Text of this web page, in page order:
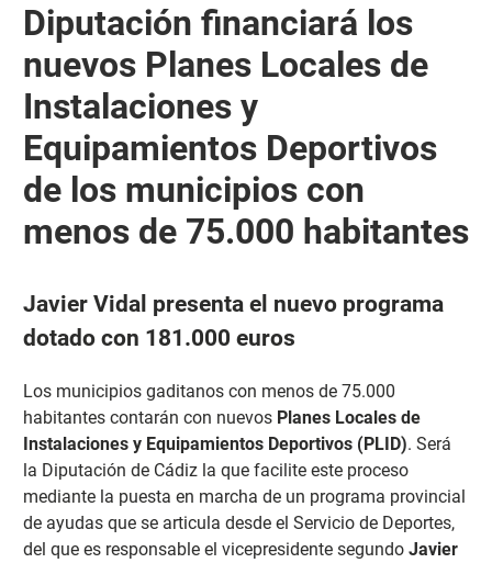
Diputación financiará los
nuevos Planes Locales de
Instalaciones y
Equipamientos Deportivos
de los municipios con
menos de 75.000 habitantes
Javier Vidal presenta el nuevo programa
dotado con 181.000 euros
Los municipios gaditanos con menos de 75.000
habitantes contarán con nuevos Planes Locales de
Instalaciones y Equipamientos Deportivos (PLID). Será
la Diputación de Cádiz la que facilite este proceso
mediante la puesta en marcha de un programa provincial
de ayudas que se articula desde el Servicio de Deportes,
del que es responsable el vicepresidente segundo Javier